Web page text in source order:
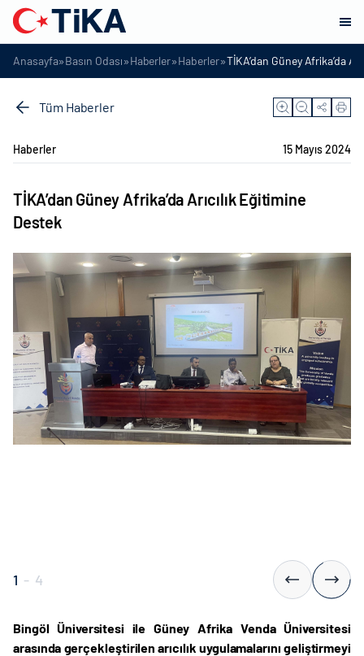
Anasayfa»Basın Odası»Haberler»Haberler»TİKA’dan Güney Afrika’da
Tüm Haberler
Haberler 15 Mayıs 2024
TİKA’dan Güney Afrika’da Arıcılık Eğitimine
Destek
1 - 4
Bingöl Üniversitesi ile Güney Afrika Venda Üniversitesi
arasında gerçekleştirilen arıcılık uygulamalarını geliştirmeyi